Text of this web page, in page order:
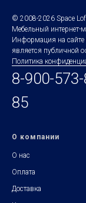
© 2008-2026 Space
Мебельный интернет-
Информация на сайте
является публичной
Политика
8-900-
85
О компании
О нас
Оплата
Доставка